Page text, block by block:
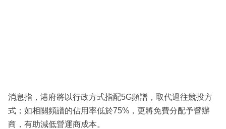
消息指，港府將以行政方式指配5G頻譜，取代過往競投方
式；如相關頻譜的佔用率低於75%，更將免費分配予營辦
商，有助減低營運商成本。